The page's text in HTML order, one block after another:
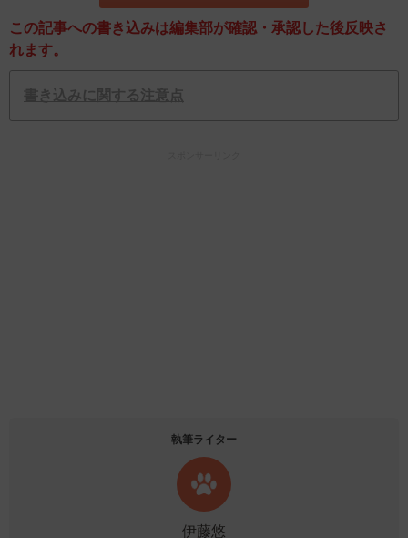
この記事への書き込みは編集部が確認・承認した後反映さ
れます。
書き込みに関する注意点
執筆ライター
伊藤悠